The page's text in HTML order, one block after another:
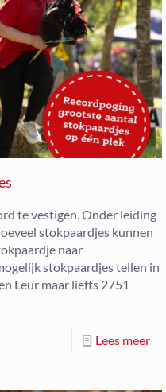
te vestigen. Onder leiding
stokpaardjes kunnen
naar
stokpaardjes tellen in
Leur maar liefts 2751
Lees meer